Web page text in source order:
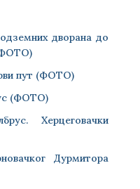
дворана до
пут (ФОТО)
(ФОТО)
Херцеговачки
Дурмитора